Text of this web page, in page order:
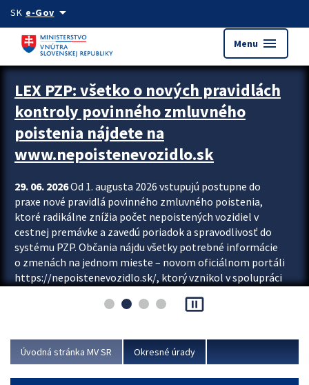
Preskocit na hlavný obsah
SK e-Govarrow_drop_down
Menu menu
Zastavit automatický posun upútavok
LEX PZP: všetko o nových pravidlách
kontroly povinného zmluvného
poistenia nájdete na
www.nepoistenevozidlo.sk
29. 06. 2026Od 1. augusta 2026 vstupujú postupne do
praxe nové pravidlá povinného zmluvného poistenia,
ktoré radikálne znížia počet nepoistených vozidiel v
cestnej premávke a zavedú poriadok a spravodlivosť do
systému PZP. Občania nájdu všetky potrebné informácie
o zmenách na jednom mieste – novom oficiálnom portáli
https://nepoistenevozidlo.sk/, ktorý vznikol v spolupráci
asociácie poisťovní (SLASPO) a Ministerstva vnútra SR.
Viac
pause_presentation
Úvodná stránka MV SR Okresné úrady